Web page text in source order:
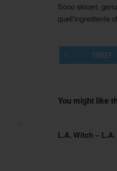
Post
Sono sinceri,
quell’ingrediente
TWEET
You might like
L.A. Witch –